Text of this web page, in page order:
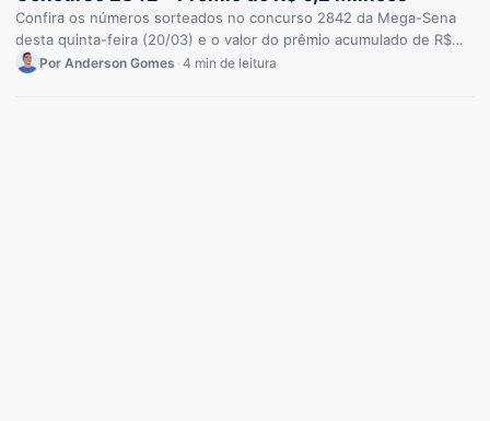
Confira os números sorteados no concurso 2842 da Mega-Sena
desta quinta-feira (20/03) e o valor do prêmio acumulado de R$…
Por Anderson Gomes 4 min de leitura